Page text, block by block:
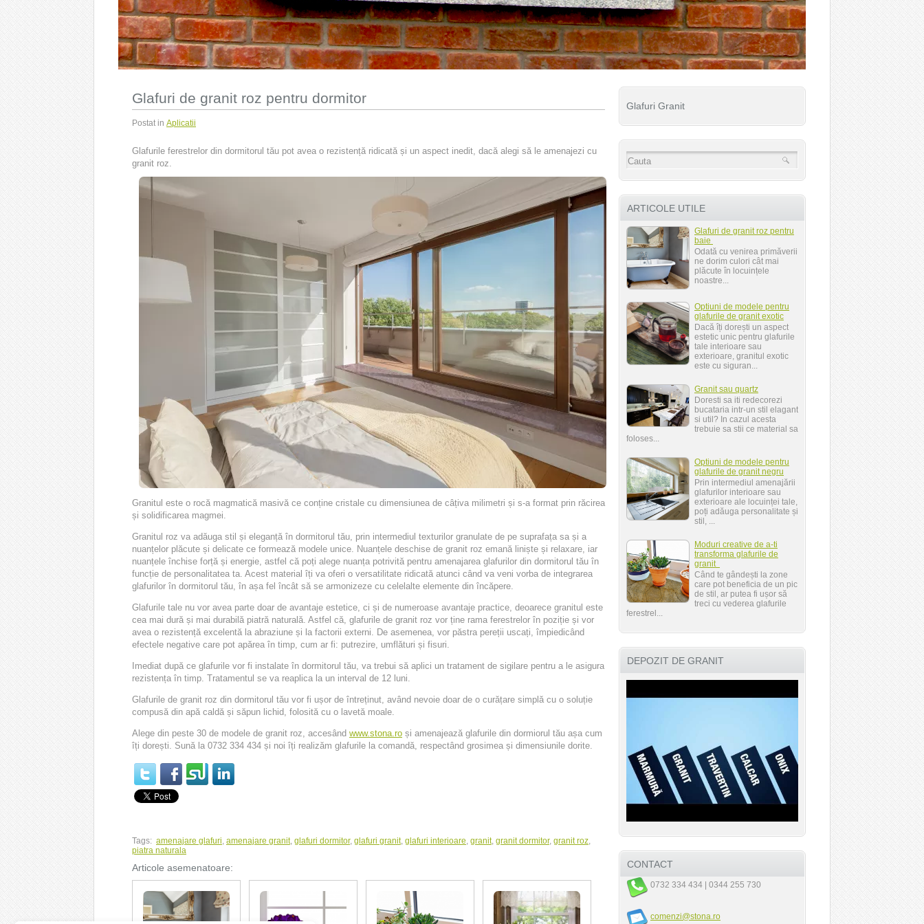
Glafuri Granit
ARTICOLE UTILE
Glafuri de granit roz pentru
baie
Odată cu venirea primăverii
ne dorim culori cât mai
plăcute în locuințele
noastre...
Optiuni de modele pentru
glafurile de granit exotic
Dacă îți dorești un aspect
estetic unic pentru glafurile
tale interioare sau
exterioare, granitul exotic
este cu siguran...
Granit sau quartz
Doresti sa iti redecorezi
bucataria intr-un stil elagant
si util? In cazul acesta
trebuie sa stii ce material sa
foloses...
Optiuni de modele pentru
glafurile de granit negru
Prin intermediul amenajării
glafurilor interioare sau
exterioare ale locuinței tale,
poți adăuga personalitate și
stil, ...
Moduri creative de a-ti
transforma glafurile de
granit
Când te gândești la zone
care pot beneficia de un pic
de stil, ar putea fi ușor să
treci cu vederea glafurile
ferestrel...
DEPOZIT DE GRANIT
CONTACT
0732 334 434 | 0344 255 730
comenzi@stona.ro
Glafuri de granit roz pentru dormitor
Postat in Aplicatii
Glafurile ferestrelor din dormitorul tău pot avea o rezistență ridicată și un aspect inedit, dacă alegi să le amenajezi cu
granit roz.
Granitul este o rocă magmatică masivă ce conține cristale cu dimensiunea de câțiva milimetri și s-a format prin răcirea
și solidificarea magmei.
Granitul roz va adăuga stil și eleganță în dormitorul tău, prin intermediul texturilor granulate de pe suprafața sa și a
nuanțelor plăcute și delicate ce formează modele unice. Nuanțele deschise de granit roz emană liniște și relaxare, iar
nuanțele închise forță și energie, astfel că poți alege nuanța potrivită pentru amenajarea glafurilor din dormitorul tău în
funcție de personalitatea ta. Acest material îți va oferi o versatilitate ridicată atunci când va veni vorba de integrarea
glafurilor în dormitorul tău, în așa fel încât să se armonizeze cu celelalte elemente din încăpere.
G lafurile tale nu vor avea parte doar de avantaje estetice, ci și de numeroase avantaje practice, deoarece granitul este
cea mai dură și mai durabilă piatră naturală. Astfel că, glafurile de granit roz vor ține rama ferestrelor în poziție și vor
avea o rezistență excelentă la abraziune și la factorii externi. De asemenea, vor păstra pereții uscați, împiedicând
efectele negative care pot apărea în timp, cum ar fi: putrezire, umflături și fisuri.
Imediat după ce glafurile vor fi instalate în dormitorul tău, va trebui să aplici un tratament de sigilare pentru a le asigura
rezistența în timp. Tratamentul se va reaplica la un interval de 12 luni.
Glafurile de granit roz din dormitorul tău vor fi ușor de întreținut, având nevoie doar de o curățare simplă cu o soluție
compusă din apă caldă și săpun lichid, folosită cu o lavetă moale.
Alege din peste 30 de modele de granit roz, accesând www.stona.ro și amenajează glafurile din dormiorul tău așa cum
îți dorești. Sună la 0732 334 434 și noi îți realizăm glafurile la comandă, respectând grosimea și dimensiunile dorite.
Tags: amenajare glafuri, amenajare granit, glafuri dormitor, glafuri granit, glafuri interioare, granit, granit dormitor, granit roz,
piatra naturala
Articole asemenatoare: